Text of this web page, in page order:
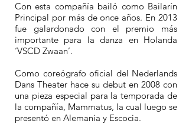
Con esta compañía bailó como Bailarín
Principal por más de once años. En 2013
fue galardonado con el premio más
importante para la danza en Holanda
‘VSCD Zwaan’.
Como coreógrafo oficial del Nederlands
Dans Theater hace su debut en 2008 con
una pieza especial para la temporada de
la compañía, Mammatus, la cual luego se
presentó en Alemania y Escocia.